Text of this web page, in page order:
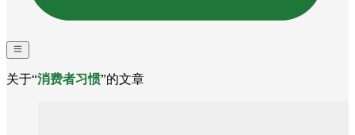
关于“消费者习惯”的文章